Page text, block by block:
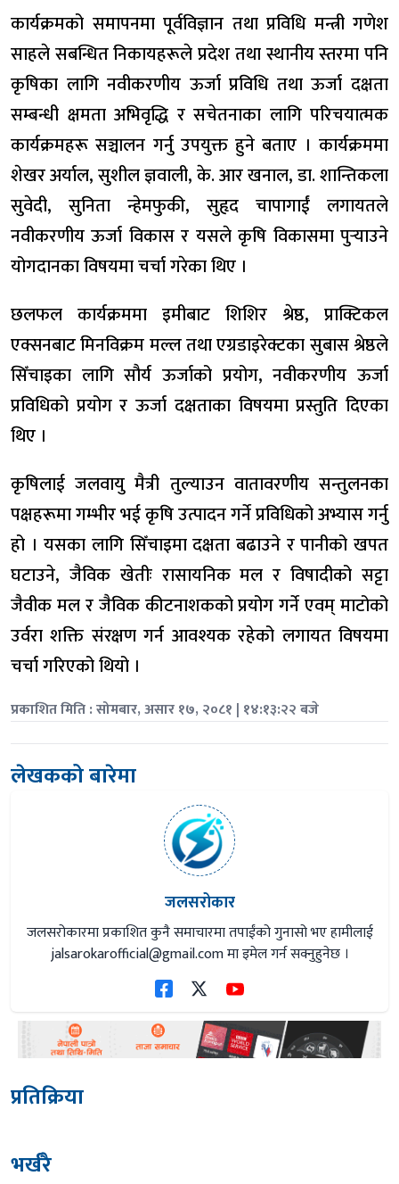
कार्यक्रमको समापनमा पूर्वविज्ञान तथा प्रविधि मन्त्री गणेश
साहले सबन्धित निकायहरूले प्रदेश तथा स्थानीय स्तरमा पनि
कृषिका लागि नवीकरणीय ऊर्जा प्रविधि तथा ऊर्जा दक्षता
सम्बन्धी क्षमता अभिवृद्धि र सचेतनाका लागि परिचयात्मक
कार्यक्रमहरू सञ्चालन गर्नु उपयुक्त हुने बताए । कार्यक्रममा
शेखर अर्याल, सुशील ज्ञवाली, के. आर खनाल, डा. शान्तिकला
सुवेदी, सुनिता न्हेमफुकी, सुहृद चापागाईं लगायतले
नवीकरणीय ऊर्जा विकास र यसले कृषि विकासमा पुर्‍याउने
योगदानका विषयमा चर्चा गरेका थिए ।
छलफल कार्यक्रममा इमीबाट शिशिर श्रेष्ठ, प्राक्टिकल
एक्सनबाट मिनविक्रम मल्ल तथा एग्रडाइरेक्टका सुबास श्रेष्ठले
सिँचाइका लागि सौर्य ऊर्जाको प्रयोग, नवीकरणीय ऊर्जा
प्रविधिको प्रयोग र ऊर्जा दक्षताका विषयमा प्रस्तुति दिएका
थिए ।
कृषिलाई जलवायु मैत्री तुल्याउन वातावरणीय सन्तुलनका
पक्षहरूमा गम्भीर भई कृषि उत्पादन गर्ने प्रविधिको अभ्यास गर्नु
हो । यसका लागि सिँचाइमा दक्षता बढाउने र पानीको खपत
घटाउने, जैविक खेतीः रासायनिक मल र विषादीको सट्टा
जैवीक मल र जैविक कीटनाशकको प्रयोग गर्ने एवम् माटोको
उर्वरा शक्ति संरक्षण गर्न आवश्यक रहेको लगायत विषयमा
चर्चा गरिएको थियो ।
प्रकाशित मिति : सोमबार, असार १७, २०८१ | १४:१३:२२ बजे
लेखकको बारेमा
जलसरोकार
जलसरोकारमा प्रकाशित कुनै समाचारमा तपाईंको गुनासो भए हामीलाई
jalsarokarofficial@gmail.comमा इमेल गर्न सक्नुहुनेछ ।
प्रतिक्रिया
भर्खरै